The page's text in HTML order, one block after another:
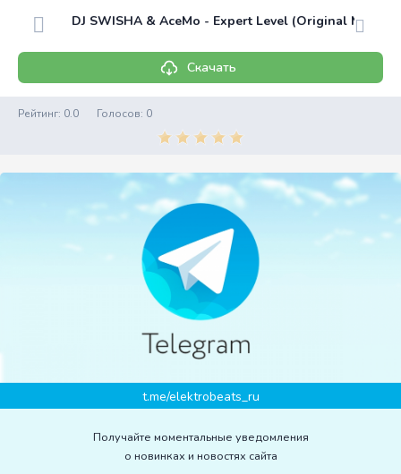
DJ SWISHA & AceMo - Expert Level (Original Mix)
Скачать
Рейтинг: 0.0 Голосов: 0
t.me/elektrobeats_ru
Получайте моментальные уведомления
о новинках и новостях сайта